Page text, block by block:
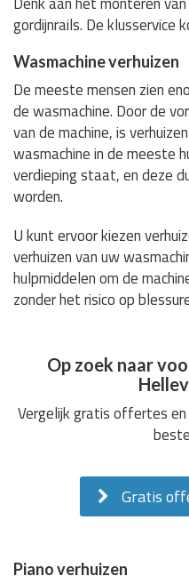
gordijnrails. De klusservice
Wasmachine verhuizen
De meeste mensen zien
de wasmachine. Door de
van de machine, is
wasmachine in de meeste
verdieping staat, en deze
worden.
U kunt ervoor kiezen
verhuizen van uw
hulpmiddelen om de
zonder het risico op
Op zoek naar
Vergelijk gratis offertes
Gratis
Piano verhuizen